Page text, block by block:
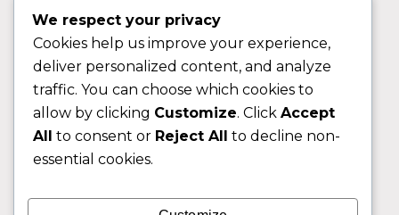
Contactos
Sobre nos
FAQ (Perguntas Frequentes)
CLIENTE
Área do Cliente
We respect your privacy
Cookies help us improve your experience,
deliver personalized content, and analyze
traffic. You can choose which cookies to
allow by clicking Customize. Click Accept
All to consent or Reject All to decline non-
essential cookies.